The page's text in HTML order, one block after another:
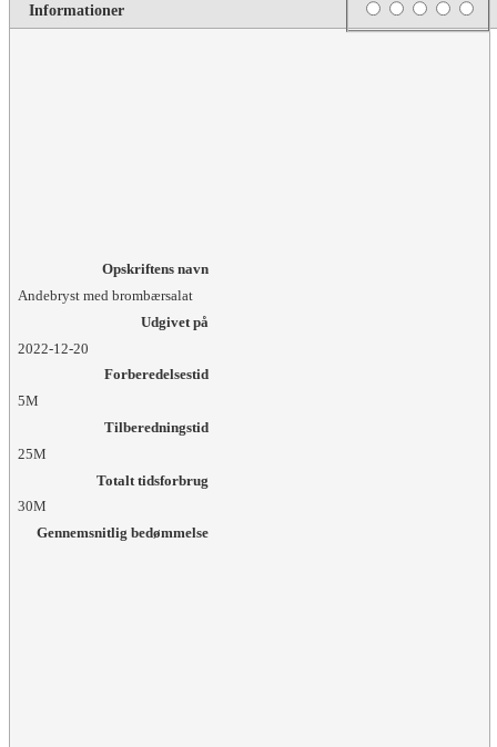
Informationer Rating1 star2 stars3 stars4 stars
Opskriftens navn
Andebryst med brombærsalat
Udgivet på
2022-12-20
Forberedelsestid
5M
Tilberedningstid
25M
Totalt tidsforbrug
30M
Gennemsnitlig bedømmelse